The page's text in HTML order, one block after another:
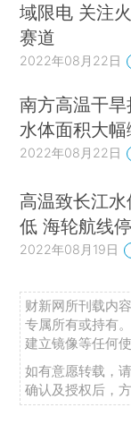
域限电 关注
赛道
2022年08月22日
南方高温干
水体面积大幅
2022年08月22日
高温致长江
低 海轮航线
2022年08月19日
财新网所刊载内
专属所有或持有
建立镜像等任何使
如有意愿转载，
确认及授权后，方